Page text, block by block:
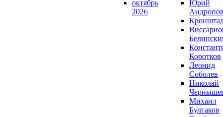
октябрь
2026
Юрий
Коротков
Леонид
Соболев
Николай
Михаил
Булгаков